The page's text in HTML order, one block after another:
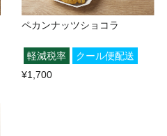
ペカンナッツショコラ
軽減税率
クール便配送
¥1,700